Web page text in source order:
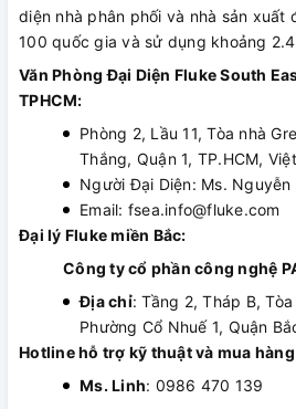
diện nhà phân phối và nhà sản xuất
100 quốc gia và sử dụng khoảng
Văn Phòng Đại Diện Fluke South
TPHCM:
Phòng 2, Lầu 11, Tòa nhà
Thắng, Quận 1, TP.HCM,
Người Đại Diện: Ms. Nguyễn
Email: fsea.info@fluke.com
Đại lý Fluke miền Bắc:
Công ty cổ phần công nghệ
Địa chỉ: Tầng 2, Tháp B,
Phường Cổ Nhuế 1, Quận
Hotline hỗ trợ kỹ thuật và mua
Ms. Linh: 0986 470 139